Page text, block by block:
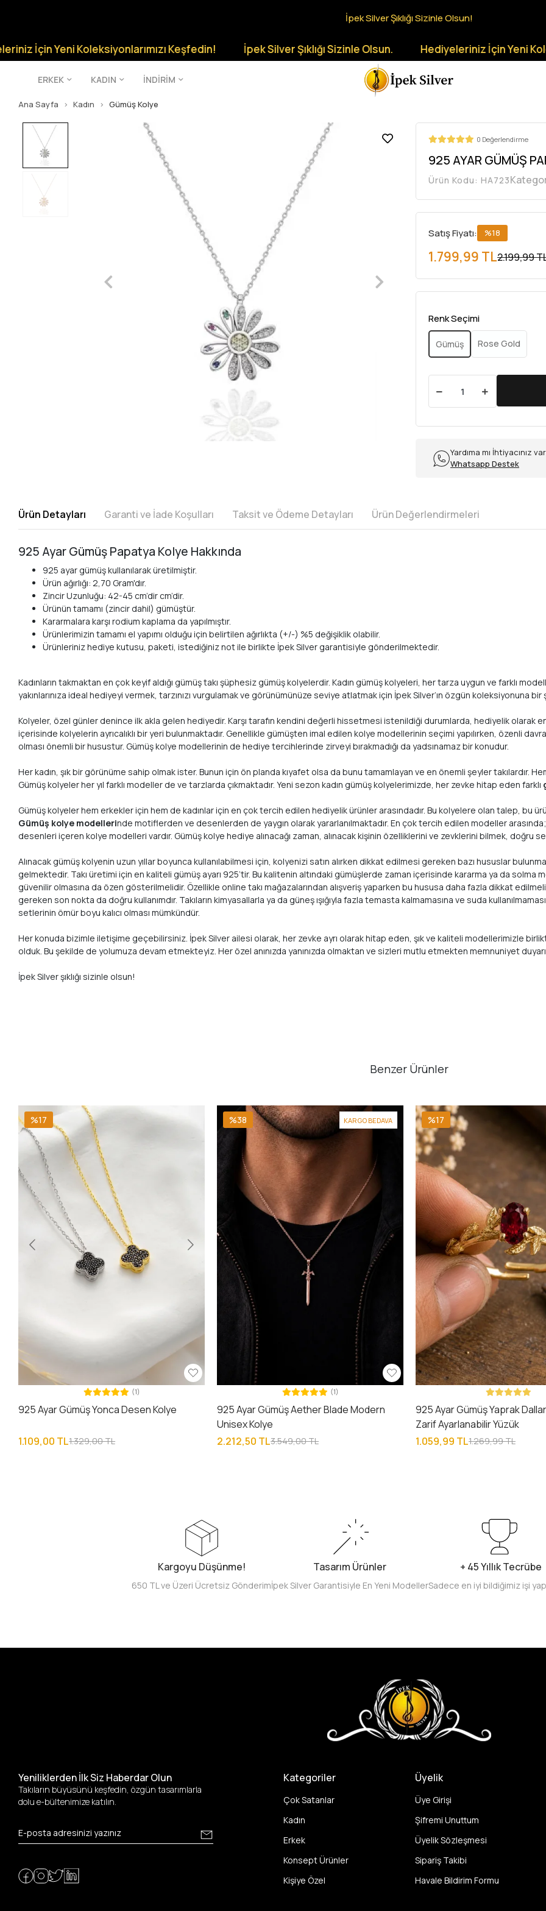
İpek Silver Şıklığı Sizinle Olsun!
Koleksiyonlarımızı Keşfedin! İpek Silver Şıklığı Sizinle Olsun. Hediyeleriniz İçin Yeni
ERKEK KADIN İNDİRİM
Ana Sayfa Kadın Gümüş Kolye
0 Değerlendirme
925 AYAR GÜMÜŞ
Ürün Kodu: HA723
Satış Fiyatı: %18
2.199,99
1.799,99 TL
Renk Seçimi
Gümüş Rose Gold
Yardıma mı İhtiyacınız
Whatsapp Destek
Ürün Detayları Garanti ve İade Koşulları Taksit ve Ödeme Detayları Ürün Değerlendirmeleri
925 Ayar Gümüş Papatya Kolye Hakkında
925 ayar gümüş kullanılarak üretilmiştir.
Ürün ağırlığı: 2,70 Gram'dır.
Zincir Uzunluğu: 42-45 cm’dir cm’dir.
Ürünün tamamı (zincir dahil) gümüştür.
Kararmalara karşı rodium kaplama da yapılmıştır.
Ürünlerimizin tamamı el yapımı olduğu için belirtilen ağırlıkta (+/-) %5 değişiklik olabilir.
Ürünleriniz hediye kutusu, paketi, istediğiniz not ile birlikte İpek Silver garantisiyle gönderilmektedir.
Kadınların takmaktan en çok keyif aldığı gümüş takı şüphesiz gümüş kolyelerdir. Kadın gümüş kolyeleri, her tarza uygun ve farklı
yakınlarınıza ideal hediyeyi vermek, tarzınızı vurgulamak ve görünümünüze seviye atlatmak için İpek Silver’ın özgün koleksiyonuna
Kolyeler, özel günler denince ilk akla gelen hediyedir. Karşı tarafın kendini değerli hissetmesi istenildiği durumlarda, hediyelik olarak
içerisinde kolyelerin ayrıcalıklı bir yeri bulunmaktadır. Genellikle gümüşten imal edilen kolye modellerinin seçimi yapılırken, özenli
olması önemli bir husustur. Gümüş kolye modellerinin de hediye tercihlerinde zirveyi bırakmadığı da yadsınamaz bir konudur.
Her kadın, şık bir görünüme sahip olmak ister. Bunun için ön planda kıyafet olsa da bunu tamamlayan ve en önemli şeyler takılardır.
Gümüş kolyeler her yıl farklı modeller de ve tarzlarda çıkmaktadır. Yeni sezon kadın gümüş kolyelerimizde, her zevke hitap eden farklı
Gümüş kolyeler hem erkekler için hem de kadınlar için en çok tercih edilen hediyelik ürünler arasındadır. Bu kolyelere olan talep, bu
Gümüş kolye modellerinde motiflerden ve desenlerden de yaygın olarak yararlanılmaktadır. En çok tercih edilen modeller
desenleri içeren kolye modelleri vardır. Gümüş kolye hediye alınacağı zaman, alınacak kişinin özelliklerini ve zevklerini bilmek, doğru
Alınacak gümüş kolyenin uzun yıllar boyunca kullanılabilmesi için, kolyenizi satın alırken dikkat edilmesi gereken bazı hususlar
gelmektedir. Takı üretimi için en kaliteli gümüş ayarı 925’tir. Bu kalitenin altındaki gümüşlerde zaman içerisinde kararma ya da solma
güvenilir olmasına da özen gösterilmelidir. Özellikle online takı mağazalarından alışveriş yaparken bu hususa daha fazla dikkat
gereken son nokta da doğru kullanımdır. Takıların kimyasallarla ya da güneş ışığıyla fazla temasta kalmamasına ve suda
setlerinin ömür boyu kalıcı olması mümkündür.
Her konuda bizimle iletişime geçebilirsiniz. İpek Silver ailesi olarak, her zevke ayrı olarak hitap eden, şık ve kaliteli modellerimizle
olduk. Bu şekilde de yolumuza devam etmekteyiz. Her özel anınızda yanınızda olmaktan ve sizleri mutlu etmekten memnuniyet
İpek Silver şıklığı sizinle olsun!
Benzer Ürünler
%17
(1)
925 Ayar Gümüş Yonca Desen Kolye
1.109,00 TL1.329,00 TL
KARGO BEDAVA
%38
(1)
925 Ayar Gümüş Aether Blade Modern
Unisex Kolye
2.212,50 TL3.549,00 TL
%17
925 Ayar Gümüş Yaprak
Zarif Ayarlanabilir Yüzük
1.059,99 TL1.269,99 TL
Kargoyu Düşünme!
650 TL ve Üzeri Ücretsiz Gönderim
Tasarım Ürünler
İpek Silver Garantisiyle En Yeni Modeller
+ 45 Yıllık Tecrübe
Sadece en iyi bildiğimiz işi
Yeniliklerden İlk Siz Haberdar Olun
Takıların büyüsünü keşfedin, özgün tasarımlarla
dolu e-bültenimize katılın.
Kategoriler
Çok Satanlar
Kadın
Erkek
Konsept Ürünler
Kişiye Özel
Üyelik
Üye Girişi
Şifremi Unuttum
Üyelik Sözleşmesi
Sipariş Takibi
Havale Bildirim Formu